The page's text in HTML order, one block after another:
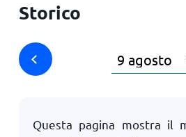
Storico
Questa pagina mostra il